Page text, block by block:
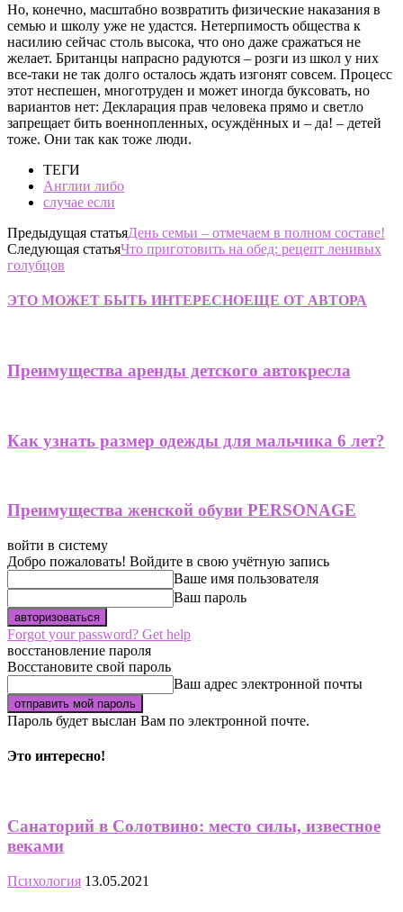
Но, конечно, масштабно возвратить физические наказания в
семью и школу уже не удастся. Нетерпимость общества к
насилию сейчас столь высока, что оно даже сражаться не
желает. Британцы напрасно радуются – розги из школ у них
все-таки не так долго осталось ждать изгонят совсем. Процесс
этот неспешен, многотруден и может иногда буксовать, но
вариантов нет: Декларация прав человека прямо и светло
запрещает бить военнопленных, осуждённых и – да! – детей
тоже. Они так как тоже люди.
ТЕГИ
Англии либо
случае если
Предыдущая статьяДень семьи – отмечаем в полном составе!
Следующая статьяЧто приготовить на обед: рецепт ленивых
голубцов
ЭТО МОЖЕТ БЫТЬ ИНТЕРЕСНОЕЩЕ ОТ АВТОРА
Преимущества аренды детского автокресла
Как узнать размер одежды для мальчика 6 лет?
Преимущества женской обуви PERSONAGE
войти в систему
Добро пожаловать! Войдите в свою учётную запись
Ваше имя пользователя
Ваш пароль
Forgot your password? Get help
восстановление пароля
Восстановите свой пароль
Ваш адрес электронной почты
Пароль будет выслан Вам по электронной почте.
Это интересно!
Санаторий в Солотвино: место силы, известное
веками
Психология 13.05.2021